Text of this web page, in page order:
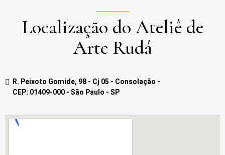
Localização do Ateliê de
Arte Rudá
R. Peixoto Gomide, 98 - Cj 05 - Consolação -
CEP: 01409-000 - São Paulo - SP